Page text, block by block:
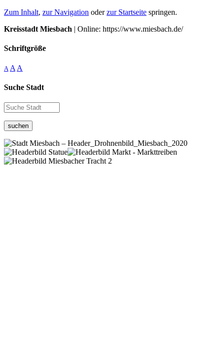
Zum Inhalt, zur Navigation oderzur Startseite springen.
Kreisstadt Miesbach | Online: https://www.miesbach.de/
Schriftgröße
A A A
Suche Stadt
suchen